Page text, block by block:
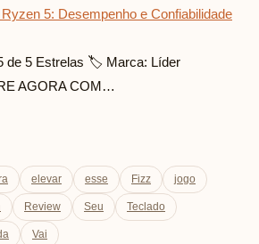
5: Desempenho e Confiabilidade
de 5 Estrelas 🏷️ Marca: Líder
AGORA COM…
elevar esse Fizz jogo
Review Seu Teclado
Vai